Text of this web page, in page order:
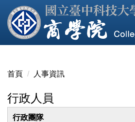
到
主
區
首頁 人事資訊
行政人員
行政團隊